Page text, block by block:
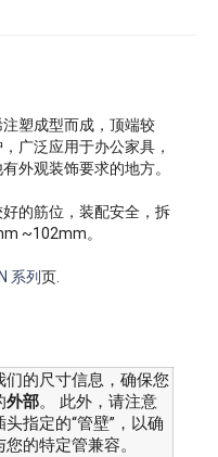
塑成型而成，顶端较
广泛应用于办公家具，
外观装饰要求的地方。
的筋位，装配安全，拆
~102mm。
系列页.
们的尺寸信息，确保您
外部。 此外，请注意
头指定的“管壁”，以确
的特定管兼容。